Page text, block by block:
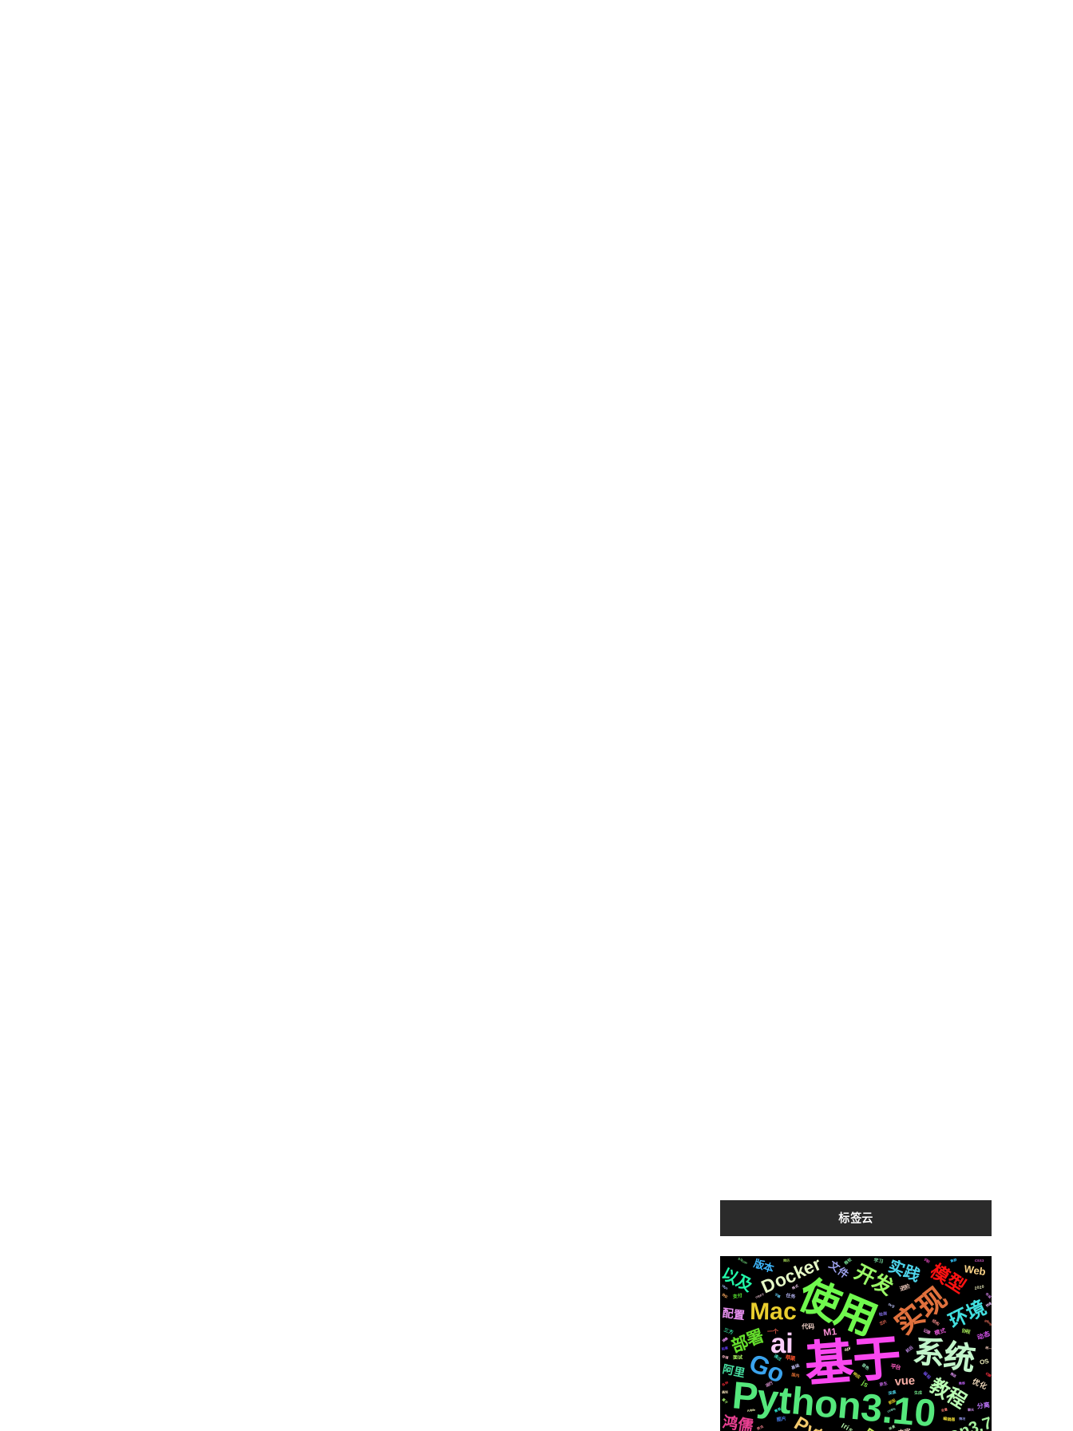
标签云
基于
使用
Python3.10
系统
ai
实现
Go
Mac
开发
教程
环境
Docker 模型
部署
实践
以及
鸿儒
vue
阿里
配置
文件
版本 Web
M1
优化
js
Iris
代码
动态
OS
分离
平台
进阶
苹果
模式
一个
任务
协程
面试
api
三方
图片
学习
支付
音色
响应
原生
芯片
前后
检测
编辑器
基础
2020
微软
国内
深度
记录
编程
通过
新版
svg
生成
结构
运行
centos
推送
需要
格式
字幕
变量
推荐
celery
场景
阻塞
镜像
Apple
各种
存储
Silicon
遇到
统一
CSS3
github
切换
爬虫
属于
情况
协议
聊天
https
简历
快速
布局
识别 集群